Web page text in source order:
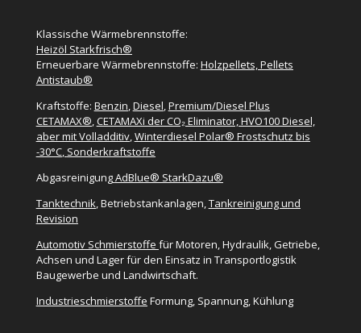
Klassische Wärmebrennstoffe:
Heizöl Starkfrisch®
Erneuerbare Wärmebrennstoffe: Holzpellets, Pellets
Antistaub®
Kraftstoffe: Benzin,Diesel,Premium/Diesel Plus
CETAMAX®,CETAMAXi der CO₂ Eliminator, HVO100 Diesel,
aber mit Volladditiv,Winterdiesel Polar® Frostschutz bis
-30°C, Sonderkraftstoffe
AbgasreinigungAdBlue® StarkDazu®
Tanktechnik, Betriebstankanlagen,Tankreinigung und
Revision
Automotiv Schmierstoffe für Motoren, Hydraulik, Getriebe,
Achsen und Lager für den Einsatz in Transportlogistik
Baugewerbe und Landwirtschaft.
Industrieschmierstoffe Formung, Spannung, Kühlung